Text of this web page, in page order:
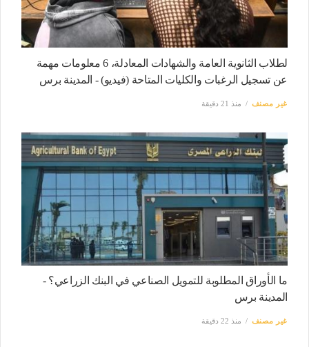
لطلاب الثانوية العامة والشهادات المعادلة، 6 معلومات مهمة
عن تسجيل الرغبات والكليات المتاحة (فيديو) - المدينة برس
غير مصنف منذ 21 دقيقة
ما الأوراق المطلوبة للتمويل الصناعي في البنك الزراعي؟ -
المدينة برس
غير مصنف منذ 22 دقيقة